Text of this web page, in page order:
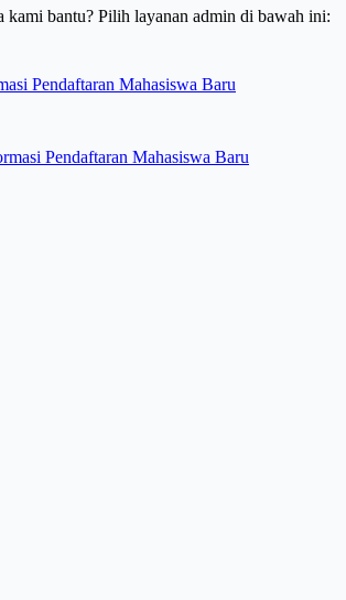
kami bantu? Pilih layanan admin di bawah ini:
Pendaftaran Mahasiswa Baru
Pendaftaran Mahasiswa Baru